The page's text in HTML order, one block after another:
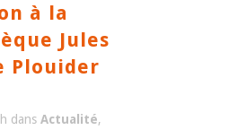
à la
Jules
Plouider
dans Actualité,